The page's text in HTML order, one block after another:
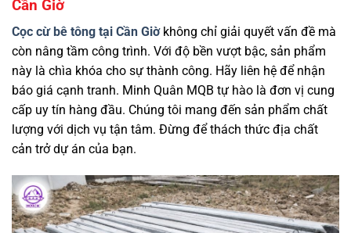
Cần Giờ
Cọc cừ bê tông tại Cần Giờkhông chỉ giải quyết vấn đề mà
còn nâng tầm công trình. Với độ bền vượt bậc, sản phẩm
này là chìa khóa cho sự thành công. Hãy liên hệ để nhận
báo giá cạnh tranh. Minh Quân MQB tự hào là đơn vị cung
cấp uy tín hàng đầu. Chúng tôi mang đến sản phẩm chất
lượng với dịch vụ tận tâm. Đừng để thách thức địa chất
cản trở dự án của bạn.